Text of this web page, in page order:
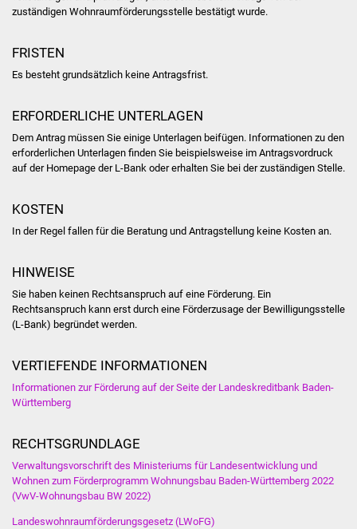
Veranstaltungen
Hallenbad
Stadtarchiv
Bürgerhaus
Vereine und Parteien
Beirat Süßener Vereine
zuständigen Wohnraumförderungsstelle bestätigt wurde.
FRISTEN
Es besteht grundsätzlich keine Antragsfrist.
ERFORDERLICHE UNTERLAGEN
Dem Antrag müssen Sie einige Unterlagen beifügen. Informationen zu den
erforderlichen Unterlagen finden Sie beispielsweise im Antragsvordruck
auf der Homepage der L-Bank odererhalten Sie bei der zuständigen Stelle.
KOSTEN
In der Regel fallen für die Beratung und Antragstellung keine Kosten an.
HINWEISE
Sie haben keinen Rechtsanspruch auf eine Förderung. Ein
Rechtsanspruch kann erst durch eine Förderzusage der Bewilligungsstelle
(L-Bank) begründet werden.
VERTIEFENDE INFORMATIONEN
Informationen zur Förderung auf der Seite der Landeskreditbank Baden-
Württemberg
RECHTSGRUNDLAGE
Verwaltungsvorschrift des Ministeriums für Landesentwicklung und
Wohnen zum Förderprogramm Wohnungsbau Baden-Württemberg 2022
(VwV-Wohnungsbau BW 2022)
Landeswohnraumförderungsgesetz (LWoFG)